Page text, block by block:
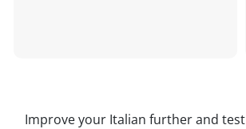
Improve your Italian further and test